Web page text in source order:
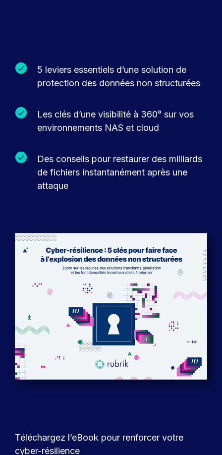
5 leviers essentiels d’une solution de
protection des données non structurées
Les clés d’une visibilité à 360° sur vos
environnements NAS et cloud
Des conseils pour restaurer des milliards
de fichiers instantanément après une
attaque
Téléchargez l’eBook pour renforcer votre
cyber-résilience